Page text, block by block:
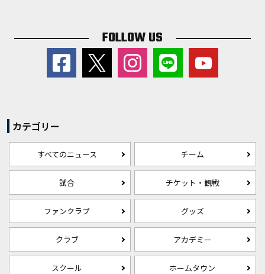
FOLLOW US
カテゴリー
すべてのニュース チーム
試合 チケット・観戦
ファンクラブ グッズ
クラブ アカデミー
スクール ホームタウン